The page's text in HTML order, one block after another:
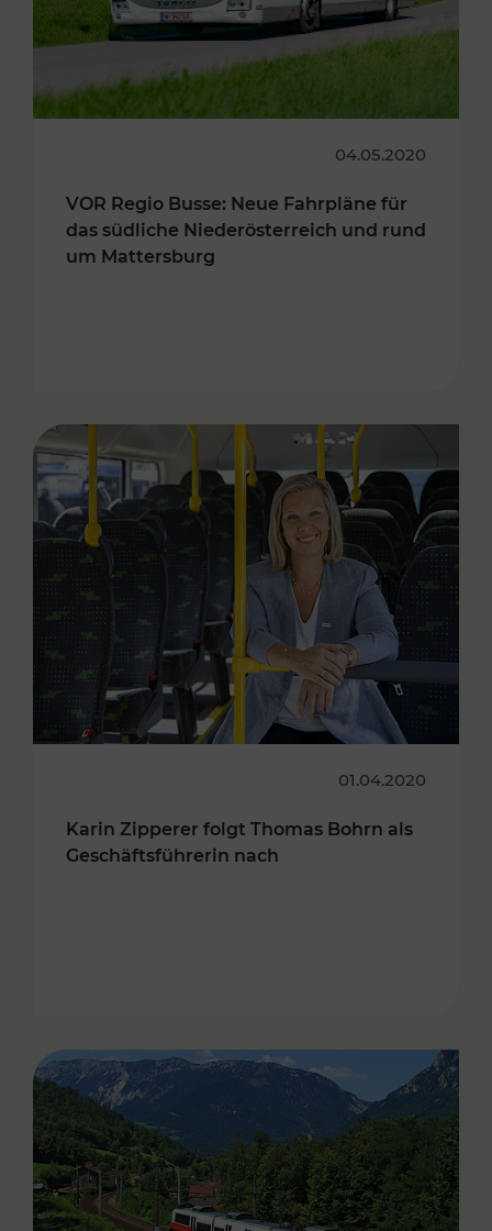
04.05.2020
VOR Regio Busse: Neue Fahrpläne für
das südliche Niederösterreich und rund
um Mattersburg
01.04.2020
Karin Zipperer folgt Thomas Bohrn als
Geschäftsführerin nach